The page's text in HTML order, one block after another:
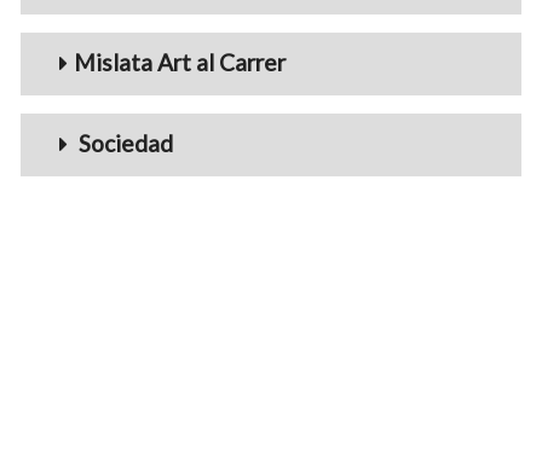
Mislata Art al Carrer
Sociedad